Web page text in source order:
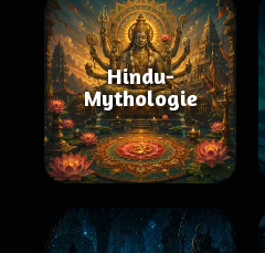
Hindu-
Mythologie